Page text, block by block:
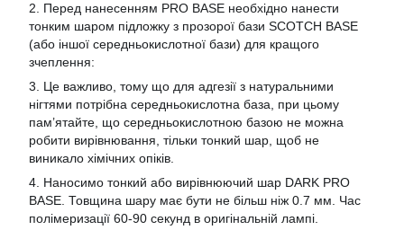
2. Перед нанесенням PRO BASE необхідно нанести
тонким шаром підложку з прозорої бази SCOTCH BASE
(або іншої середньокислотної бази) для кращого
зчеплення:
3. Це важливо, тому що для адгезії з натуральними
нігтями потрібна середньокислотна база, при цьому
пам’ятайте, що середньокислотною базою не можна
робити вирівнювання, тільки тонкий шар, щоб не
виникало хімічних опіків.
4. Наносимо тонкий або вирівнюючий шар DARK PRO
BASE. Товщина шару має бути не більш ніж 0.7 мм. Час
полімеризації 60-90 секунд в оригінальній лампі.